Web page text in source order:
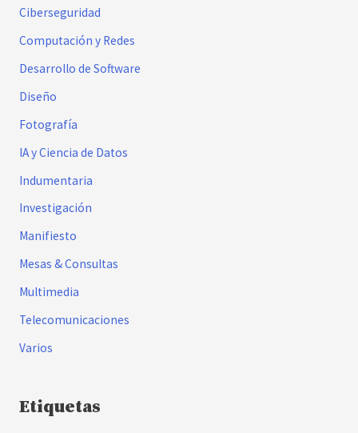
Ciberseguridad
Computación y Redes
Desarrollo de Software
Diseño
Fotografía
IA y Ciencia de Datos
Indumentaria
Investigación
Manifiesto
Mesas & Consultas
Multimedia
Telecomunicaciones
Varios
Etiquetas